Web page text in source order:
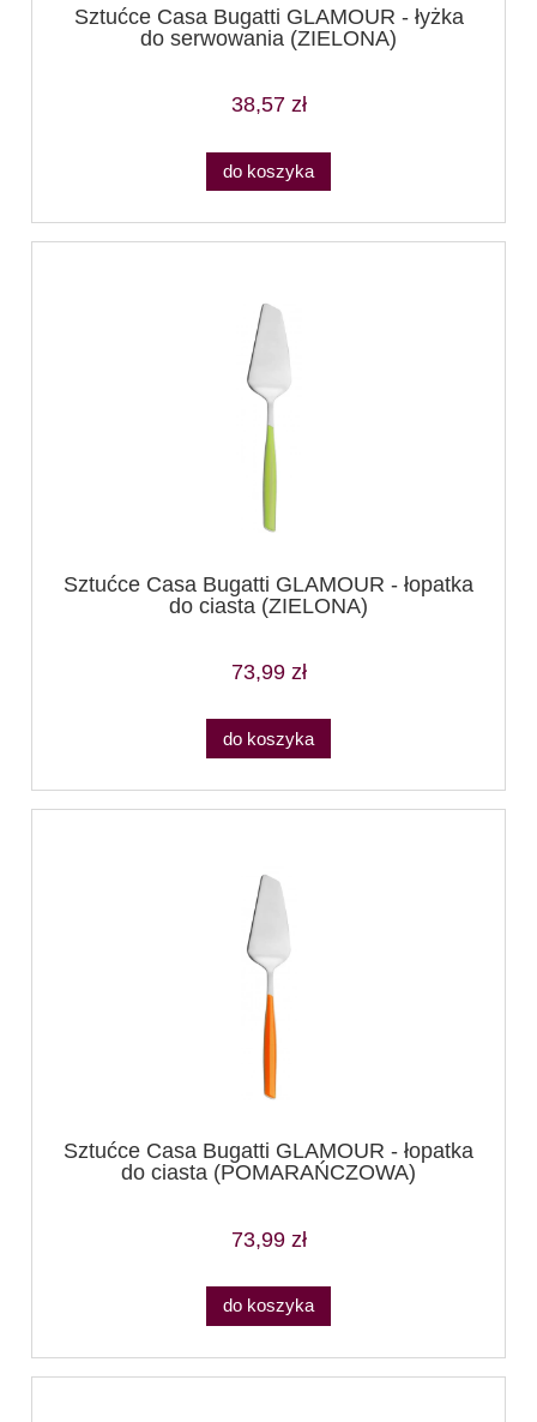
Sztućce Casa Bugatti GLAMOUR - łyżka
do serwowania (ZIELONA)
38,57 zł
do koszyka
Sztućce Casa Bugatti GLAMOUR - łopatka
do ciasta (ZIELONA)
73,99 zł
do koszyka
Sztućce Casa Bugatti GLAMOUR - łopatka
do ciasta (POMARAŃCZOWA)
73,99 zł
do koszyka